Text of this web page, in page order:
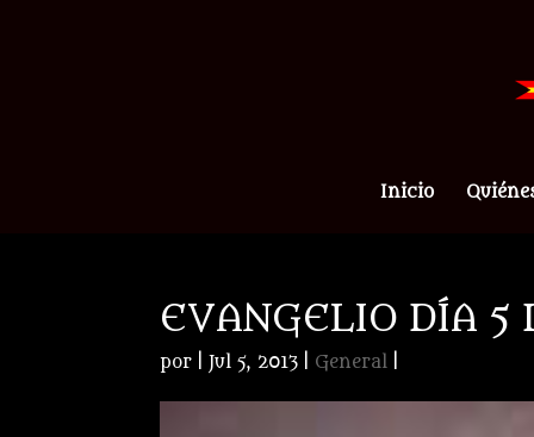
Inicio
EVANGELIO DÍA 5
por |Jul 5, 2013 General